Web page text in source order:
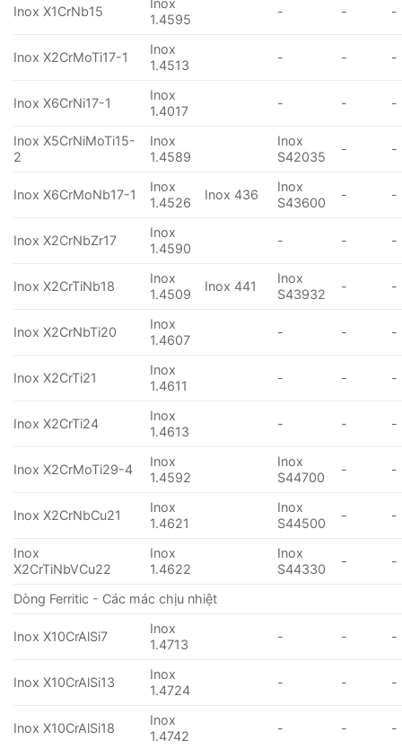
Inox X1CrNb15
Inox
1.4595
- - -
Inox X2CrMoTi17-1
Inox
1.4513
- - -
Inox X6CrNi17-1
Inox
1.4017
- - -
Inox X5CrNiMoTi15-
2
Inox
1.4589
Inox
S42035
- -
Inox X6CrMoNb17-1
Inox
1.4526
Inox 436
Inox
S43600
- -
Inox X2CrNbZr17
Inox
1.4590
- - -
Inox X2CrTiNb18
Inox
1.4509
Inox 441
Inox
S43932
- -
Inox X2CrNbTi20
Inox
1.4607
- - -
Inox X2CrTi21
Inox
1.4611
- - -
Inox X2CrTi24
Inox
1.4613
- - -
Inox X2CrMoTi29-4
Inox
1.4592
Inox
S44700
- -
Inox X2CrNbCu21
Inox
1.4621
Inox
S44500
- -
Inox
X2CrTiNbVCu22
Inox
1.4622
Inox
S44330
- -
Dòng Ferritic - Các mác chịu nhiệt
Inox X10CrAlSi7
Inox
1.4713
- - -
Inox X10CrAlSi13
Inox
1.4724
- - -
Inox X10CrAlSi18
Inox
1.4742
- - -